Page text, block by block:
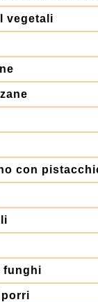
vegetali
con
funghi